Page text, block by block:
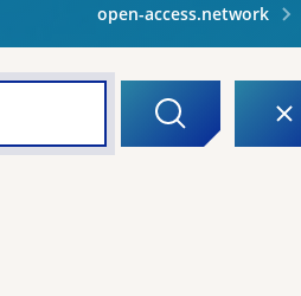
open-access.network